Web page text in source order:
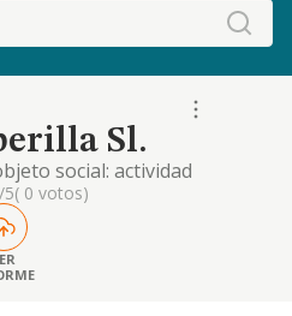
Sl.
social: actividad
de cereales - cnae 01.11-
a) la actividad agrícola y
la explotación de
e instalaciones
en propiedad,
/5( 0 votos)